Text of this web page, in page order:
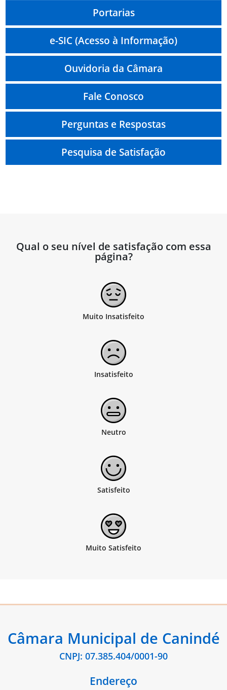
Portarias
e-SIC (Acesso à Informação)
Ouvidoria da Câmara
Fale Conosco
Perguntas e Respostas
Pesquisa de Satisfação
Qual o seu nível de satisfação com essa
página?
Câmara Municipal de Canindé
CNPJ: 07.385.404/0001-90
Endereço